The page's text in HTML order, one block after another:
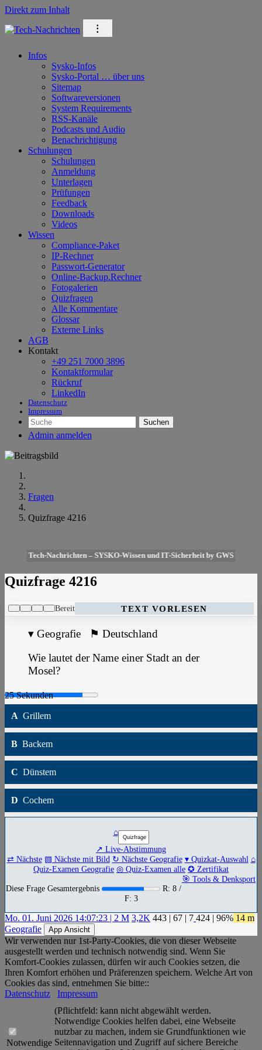
Direkt zum Inhalt
⁝
Infos
Sysko-Infos
Sysko-Portal … über uns
Sitemap
Softwareversionen
System Requirements
RSS-Kanäle
Podcasts und Audio
Benachrichtigung
Schulungen
Schulungen
Anmeldung
Unterlagen
Prüfungen
Feedback
Downloads
Videos
Wissen
Compliance-Paket
IP-Rechner
Passwort-Generator
Online-Backup.Rechner
Fotogalerien
Quizfragen
Alle Kommentare
Glossar
Externe Links
AGB
Kontakt
+49 251 7000 3896
Kontaktformular
Rückruf
LinkedIn
Datenschutz
Impressum
Suchen
Admin anmelden
Fragen
Quizfrage 4216
Tech-Nachrichten – SYSKO-Wissen und IT-Sicherheit by GWS
Quizfrage 4216
Bereit TEXT VORLESEN
▾ Geografie ⚑ Deutschland
Wie lautet der Name einer Stadt an der
Mosel?
A Grillem
B Backem
C Dünstem
D Cochem
⌂
↗ Live-Abstimmung
⇄ Nächste ▧ Nächste mit Bild ↻ Nächste Geografie ▾ Quizkat-Auswahl ⌂
Quiz-Examen Geografie ◎ Quiz-Examen alle ✪ Zertifikat
🎯 Tools & Denksport
Diese Frage Gesamtergebnis
R: 8 /
F: 3
Mo. 01. Juni 2026 14:07:23 | 2 M 3,2K 443 | 67 | 7 424 | 96% 14 m
Geografie
App Ansicht
Wir verwenden nur 1st-Party-Cookies, die von dieser Webseite
ausgestellt werden und technisch notwendig sind. Wenn Sie
Komfort-Cookies zulassen, dürfen wir auch Cookies setzen, die
Ihren Komfort erhöhen und Präferenzen speichern. Welche Art von
Cookies das sind, entnehmen Sie bitte::
Datenschutz
Impressum
Notwendige
(Pflichtfeld: kann nicht abgewählt werden.
Notwendige Cookies helfen dabei, eine Webseite
nutzbar zu machen, indem sie Grundfunktionen wie
Seitennavigation und Zugriff auf sichere Bereiche